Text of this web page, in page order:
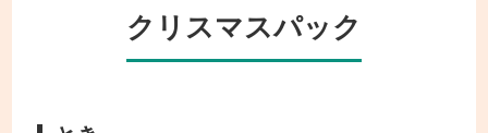
クリスマスパック